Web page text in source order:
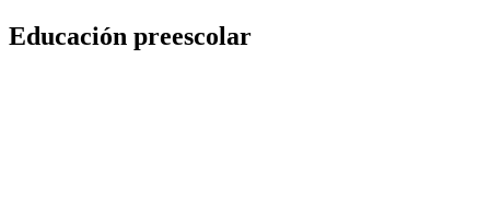
Educación preescolar